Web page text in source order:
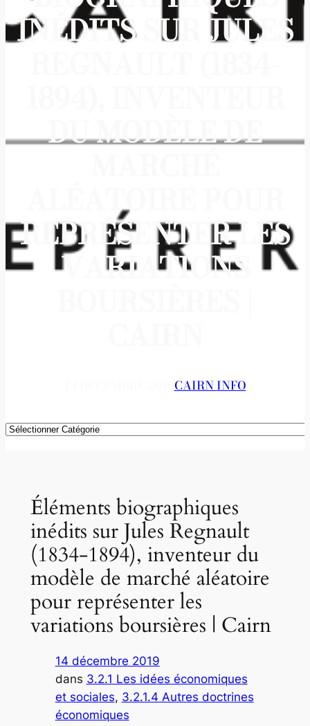
INÉDITS SUR JULES
DU MODÈLE DE
ALÉATOIRE POUR
REPRÉSENTER LES
VARIATIONS
CAIRN INFO
Catégories
Éléments biographiques
inédits sur Jules Regnault
(1834-1894), inventeur du
modèle de marché aléatoire
pour représenter les
variations boursières | Cairn
14 décembre 2019
dans 3.2.1 Les idées économiques
et sociales, 3.2.1.4 Autres doctrines
économiques